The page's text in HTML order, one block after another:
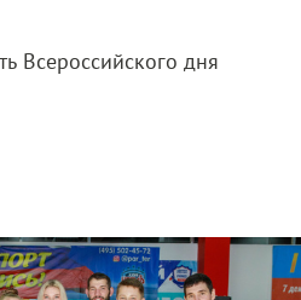
Всероссийского дня